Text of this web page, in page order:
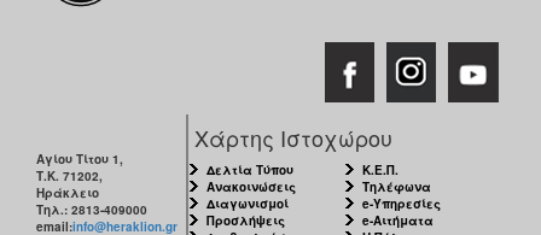
Αγίου Τίτου 1,
Τ.Κ. 71202,
Ηράκλειο
Τηλ.: 2813-409000
email:info@heraklion.gr
Χάρτης Ιστοχώρου
Δελτία Τύπου
Ανακοινώσεις
Διαγωνισμοί
Προσλήψεις
Κ.Ε.Π.
Τηλέφωνα
e-Υπηρεσίες
e-Αιτήματα